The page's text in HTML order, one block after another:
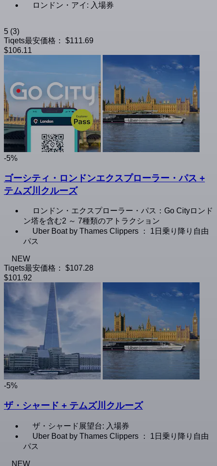
ロンドン・アイ: 入場券
5 (3)
Tiqets最安価格：
$111.69
$106.11
-5%
ゴーシティ・ロンドンエクスプローラー・パス +
テムズ川クルーズ
ロンドン・エクスプローラー・パス：Go Cityロンド
ン塔を含む2 ～ 7種類のアトラクション
Uber Boat by Thames Clippers ： 1日乗り降り自由
パス
NEW
Tiqets最安価格：
$107.28
$101.92
-5%
ザ・シャード + テムズ川クルーズ
ザ・シャード展望台: 入場券
Uber Boat by Thames Clippers ： 1日乗り降り自由
パス
NEW